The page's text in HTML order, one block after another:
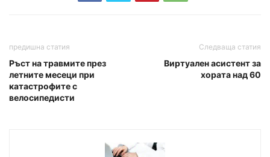
предишна статия
Ръст на травмите през
летните месеци при
катастрофите с
велосипедисти
Следваща статия
Виртуален асистент за
хората над 60